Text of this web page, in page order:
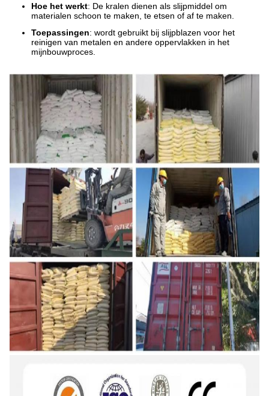
Hoe het werkt: De kralen dienen als slijpmiddel om
materialen schoon te maken, te etsen of af te maken.
Toepassingen: wordt gebruikt bij slijpblazen voor het
reinigen van metalen en andere oppervlakken in het
mijnbouwproces.